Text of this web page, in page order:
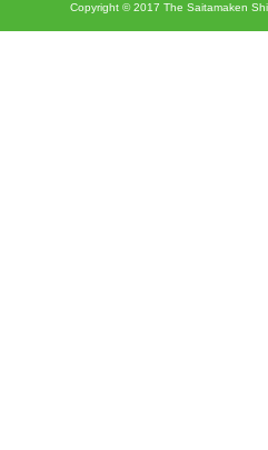
Copyright © 2017 The Saitamaken